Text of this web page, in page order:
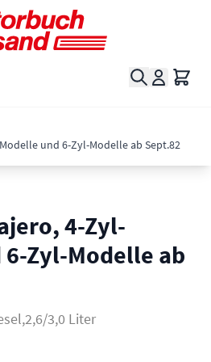
Suche
und 6-Zyl-Modelle ab Sept.82
4-Zyl-
Zyl-Modelle ab
3,0 Liter